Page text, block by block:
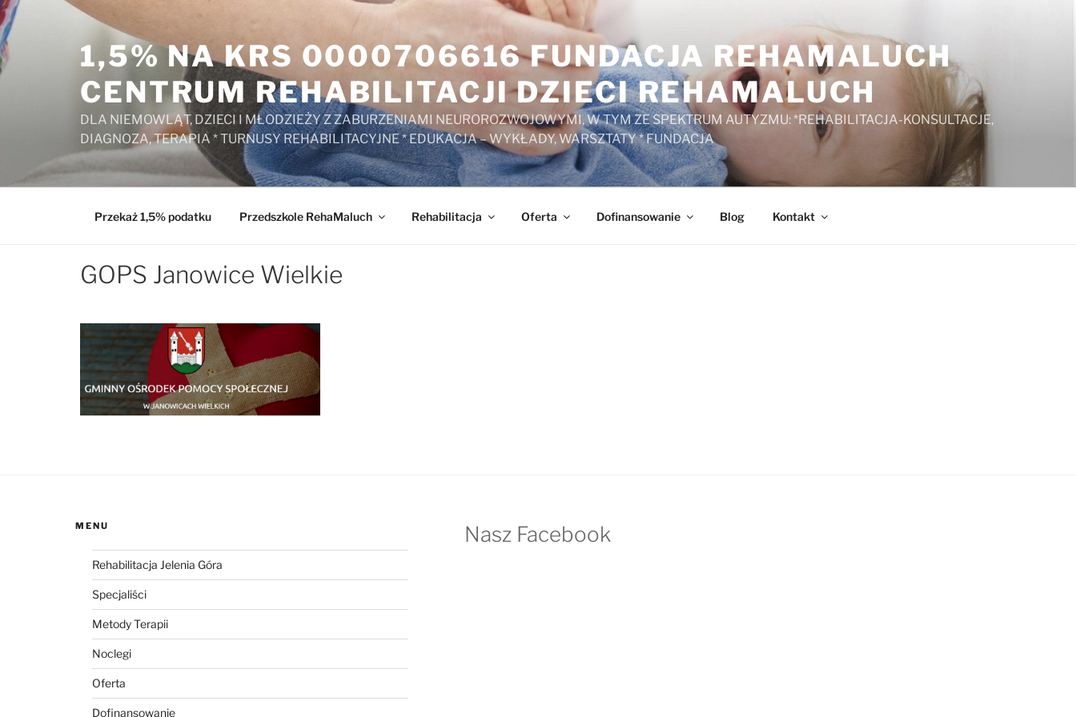
Przejdź
do
treści
1,5% NA KRS 0000706616 FUNDACJA REHAMALUCH
CENTRUM REHABILITACJI DZIECI REHAMALUCH
DLA NIEMOWLĄT, DZIECI I MŁODZIEŻY Z ZABURZENIAMI NEUROROZWOJOWYMI, W TYM ZE SPEKTRUM AUTYZMU: *REHABILITACJA-KONSULTACJE,
DIAGNOZA, TERAPIA * TURNUSY REHABILITACYJNE * EDUKACJA – WYKŁADY, WARSZTATY * FUNDACJA
Przekaż 1,5% podatku Przedszkole RehaMaluch Rehabilitacja Oferta Dofinansowanie Blog Kontakt
GOPS Janowice Wielkie
MENU
Rehabilitacja Jelenia Góra
Specjaliści
Metody Terapii
Noclegi
Oferta
Dofinansowanie
Nasz Facebook